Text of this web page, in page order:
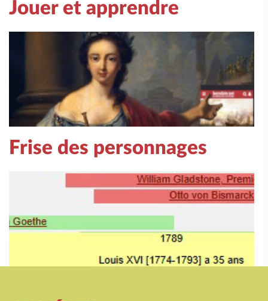
Jouer et apprendre
Frise des personnages